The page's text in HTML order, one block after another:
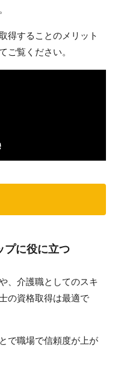
得することのメリット
ご覧ください。
プに役に立つ
、介護職としてのスキ
の資格取得は最適で
で職場で信頼度が上が